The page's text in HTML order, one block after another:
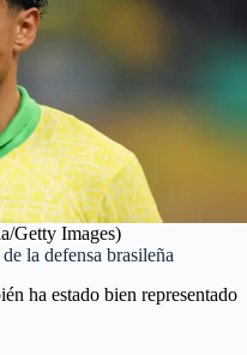
Getty Images)
la defensa brasileña
ha estado bien representado